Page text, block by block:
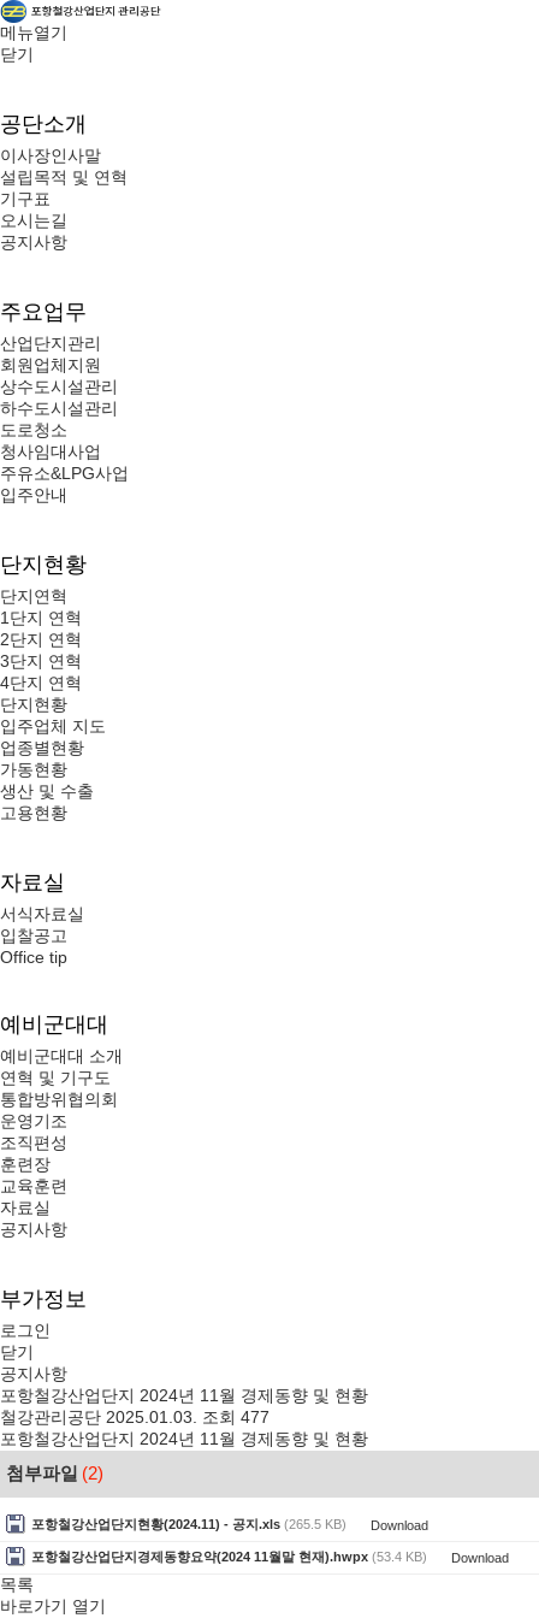
메뉴열기
닫기
공단소개
이사장인사말
설립목적 및 연혁
기구표
오시는길
공지사항
주요업무
산업단지관리
회원업체지원
상수도시설관리
하수도시설관리
도로청소
청사임대사업
주유소&LPG사업
입주안내
단지현황
단지연혁
1단지 연혁
2단지 연혁
3단지 연혁
4단지 연혁
단지현황
입주업체 지도
업종별현황
가동현황
생산 및 수출
고용현황
자료실
서식자료실
입찰공고
Office tip
예비군대대
예비군대대 소개
연혁 및 기구도
통합방위협의회
운영기조
조직편성
훈련장
교육훈련
자료실
공지사항
부가정보
로그인
닫기
공지사항
포항철강산업단지 2024년 11월 경제동향 및 현황
철강관리공단 2025.01.03.
조회 477
포항철강산업단지 2024년 11월 경제동향 및 현황
첨부파일 (2)
포항철강산업단지현황(2024.11) - 공지.xls (265.5 KB) Download
포항철강산업단지경제동향요약(2024 11월말 현재).hwpx (53.4 KB) Download
목록
바로가기 열기